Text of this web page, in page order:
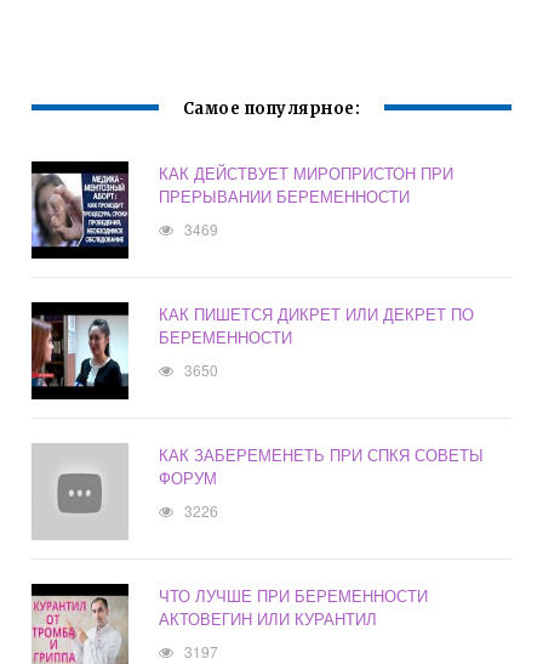
Самое популярное:
КАК ДЕЙСТВУЕТ МИРОПРИСТОН ПРИ
ПРЕРЫВАНИИ БЕРЕМЕННОСТИ
3469
КАК ПИШЕТСЯ ДИКРЕТ ИЛИ ДЕКРЕТ ПО
БЕРЕМЕННОСТИ
3650
КАК ЗАБЕРЕМЕНЕТЬ ПРИ СПКЯ СОВЕТЫ
ФОРУМ
3226
ЧТО ЛУЧШЕ ПРИ БЕРЕМЕННОСТИ
АКТОВЕГИН ИЛИ КУРАНТИЛ
3197